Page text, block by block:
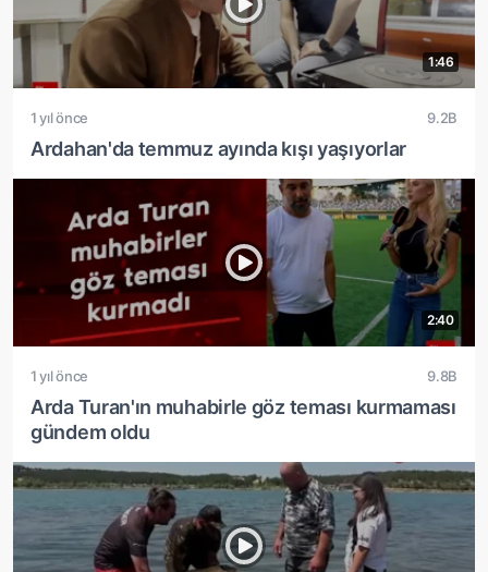
1:46
1 yıl önce 9.2B
Ardahan'da temmuz ayında kışı yaşıyorlar
2:40
1 yıl önce 9.8B
Arda Turan'ın muhabirle göz teması kurmaması
gündem oldu